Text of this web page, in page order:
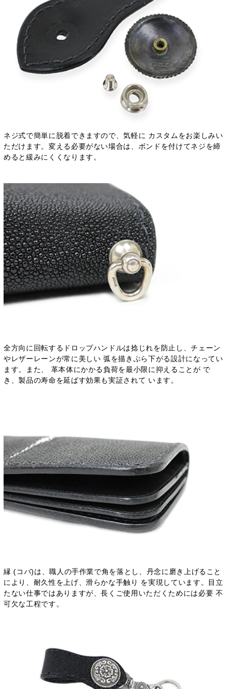
ネジ式で簡単に脱着できますので、気軽に カスタムをお楽しみい
ただけます。変える必要がない場合は、ボンドを付けてネジを締
めると緩みにくくなります。
全方向に回転するドロップハンドルは捻じれを防止し、チェーン
やレザーレーンが常に美しい 弧を描きぶら下がる設計になってい
ます。また、 革本体にかかる負荷を最小限に抑えることが で
き、製品の寿命を延ばす効果も実証されて います。
縁 (コバ)は、職人の手作業で角を落とし、丹念に磨き上げること
により、耐久性を上げ、滑らかな手触り を実現しています。目立
たない仕事ではありますが、長くご使用いただくためには必要 不
可欠な工程です。